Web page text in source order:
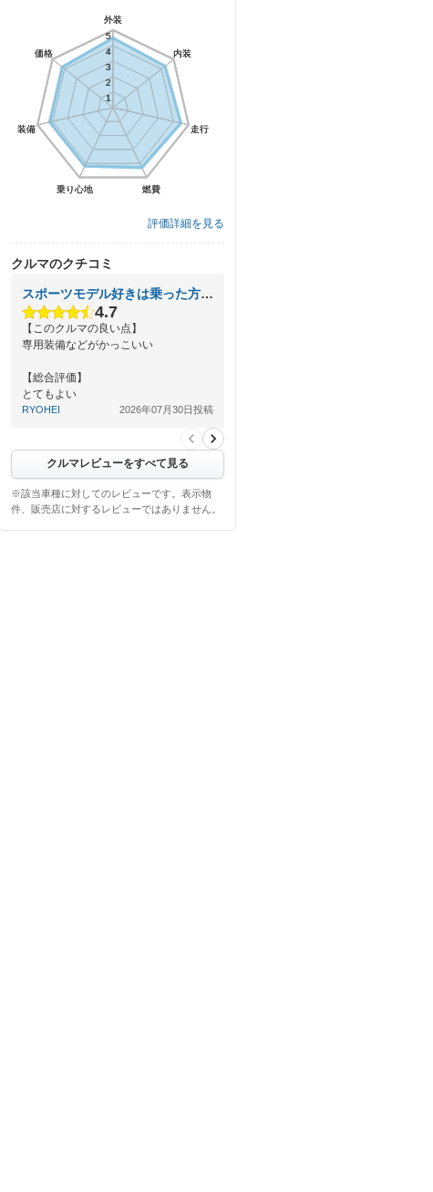
外装
内装
走行
燃費
乗り心地
装備
価格
1
2
3
4
5
外装
内装
走行
燃費
乗り心地
装備
価格
1
2
3
4
5
評価詳細を見る
クルマのクチコミ
スポーツモデル好きは乗った方がいい
4.7
【このクルマの良い点】
専用装備などがかっこいい
【総合評価】
とてもよい
RYOHEI 2026年07月30日投稿
クルマレビューをすべて見る
※該当車種に対してのレビューです。表示物
件、販売店に対するレビューではありません。